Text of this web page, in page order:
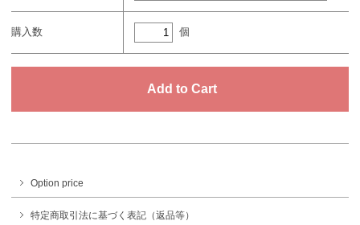
購入数 個
Option price
特定商取引法に基づく表記（返品等）